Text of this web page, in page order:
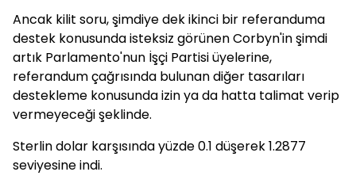
Ancak kilit soru, şimdiye dek ikinci bir referanduma
destek konusunda isteksiz görünen Corbyn'in şimdi
artık Parlamento'nun İşçi Partisi üyelerine,
referandum çağrısında bulunan diğer tasarıları
destekleme konusunda izin ya da hatta talimat verip
vermeyeceği şeklinde.
Sterlin dolar karşısında yüzde 0.1 düşerek 1.2877
seviyesine indi.